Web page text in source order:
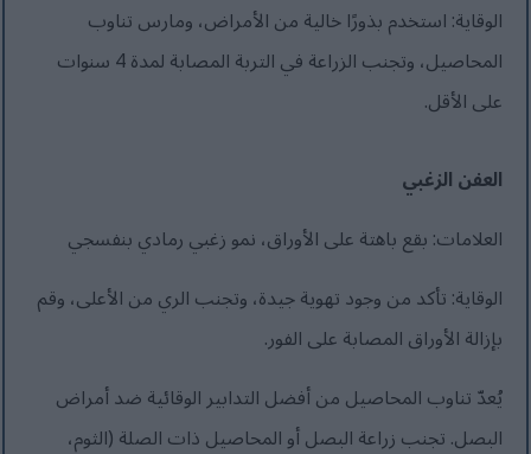
الوقاية: استخدم بذورًا خالية من الأمراض، ومارس تناوب
المحاصيل، وتجنب الزراعة في التربة المصابة لمدة 4 سنوات
على الأقل.
العفن الزغبي
العلامات: بقع باهتة على الأوراق، نمو زغبي رمادي بنفسجي
الوقاية: تأكد من وجود تهوية جيدة، وتجنب الري من الأعلى، وقم
بإزالة الأوراق المصابة على الفور.
يُعدّ تناوب المحاصيل من أفضل التدابير الوقائية ضد أمراض
البصل. تجنب زراعة البصل أو المحاصيل ذات الصلة (الثوم،